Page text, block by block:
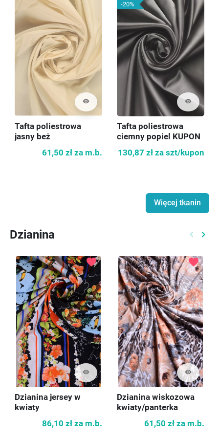
visibility
Tafta poliestrowa
jasny beż
61,50 zł za m.b.
-20%
visibility
Tafta poliestrowa
ciemny popiel KUPON
130,87 zł za szt/kupon
Więcej tkanin
Dzianina keyboard_arrow_left keyboard_arrow_right
visibility
favorite
Dzianina jersey w
kwiaty
86,10 zł za m.b.
visibility
favorite
Dzianina wiskozowa
kwiaty/panterka
61,50 zł za m.b.